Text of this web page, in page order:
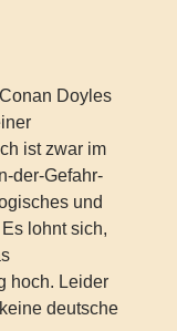
Doyles
ist zwar im
der-Gefahr-
und
lohnt sich,
hoch. Leider
deutsche